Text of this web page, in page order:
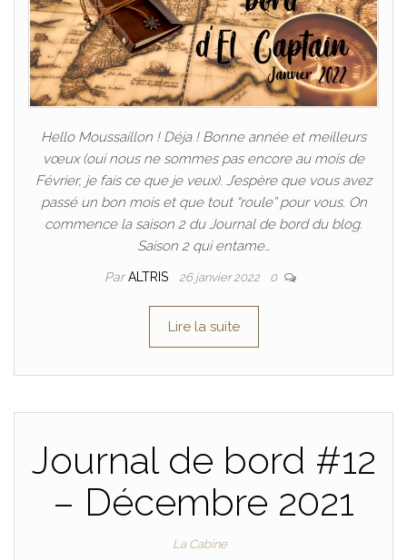
Hello Moussaillon ! Déja ! Bonne année et meilleurs
vœux (oui nous ne sommes pas encore au mois de
Février, je fais ce que je veux). J’espère que vous avez
passé un bon mois et que tout “roule” pour vous. On
commence la saison 2 du Journal de bord du blog.
Saison 2 qui entame…
ParALTRIS 26 janvier 2022 0
Lire la suite
Journal de bord #12
– Décembre 2021
La Cabine